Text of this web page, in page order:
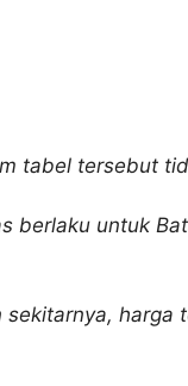
tabel tersebut
berlaku untuk
harga